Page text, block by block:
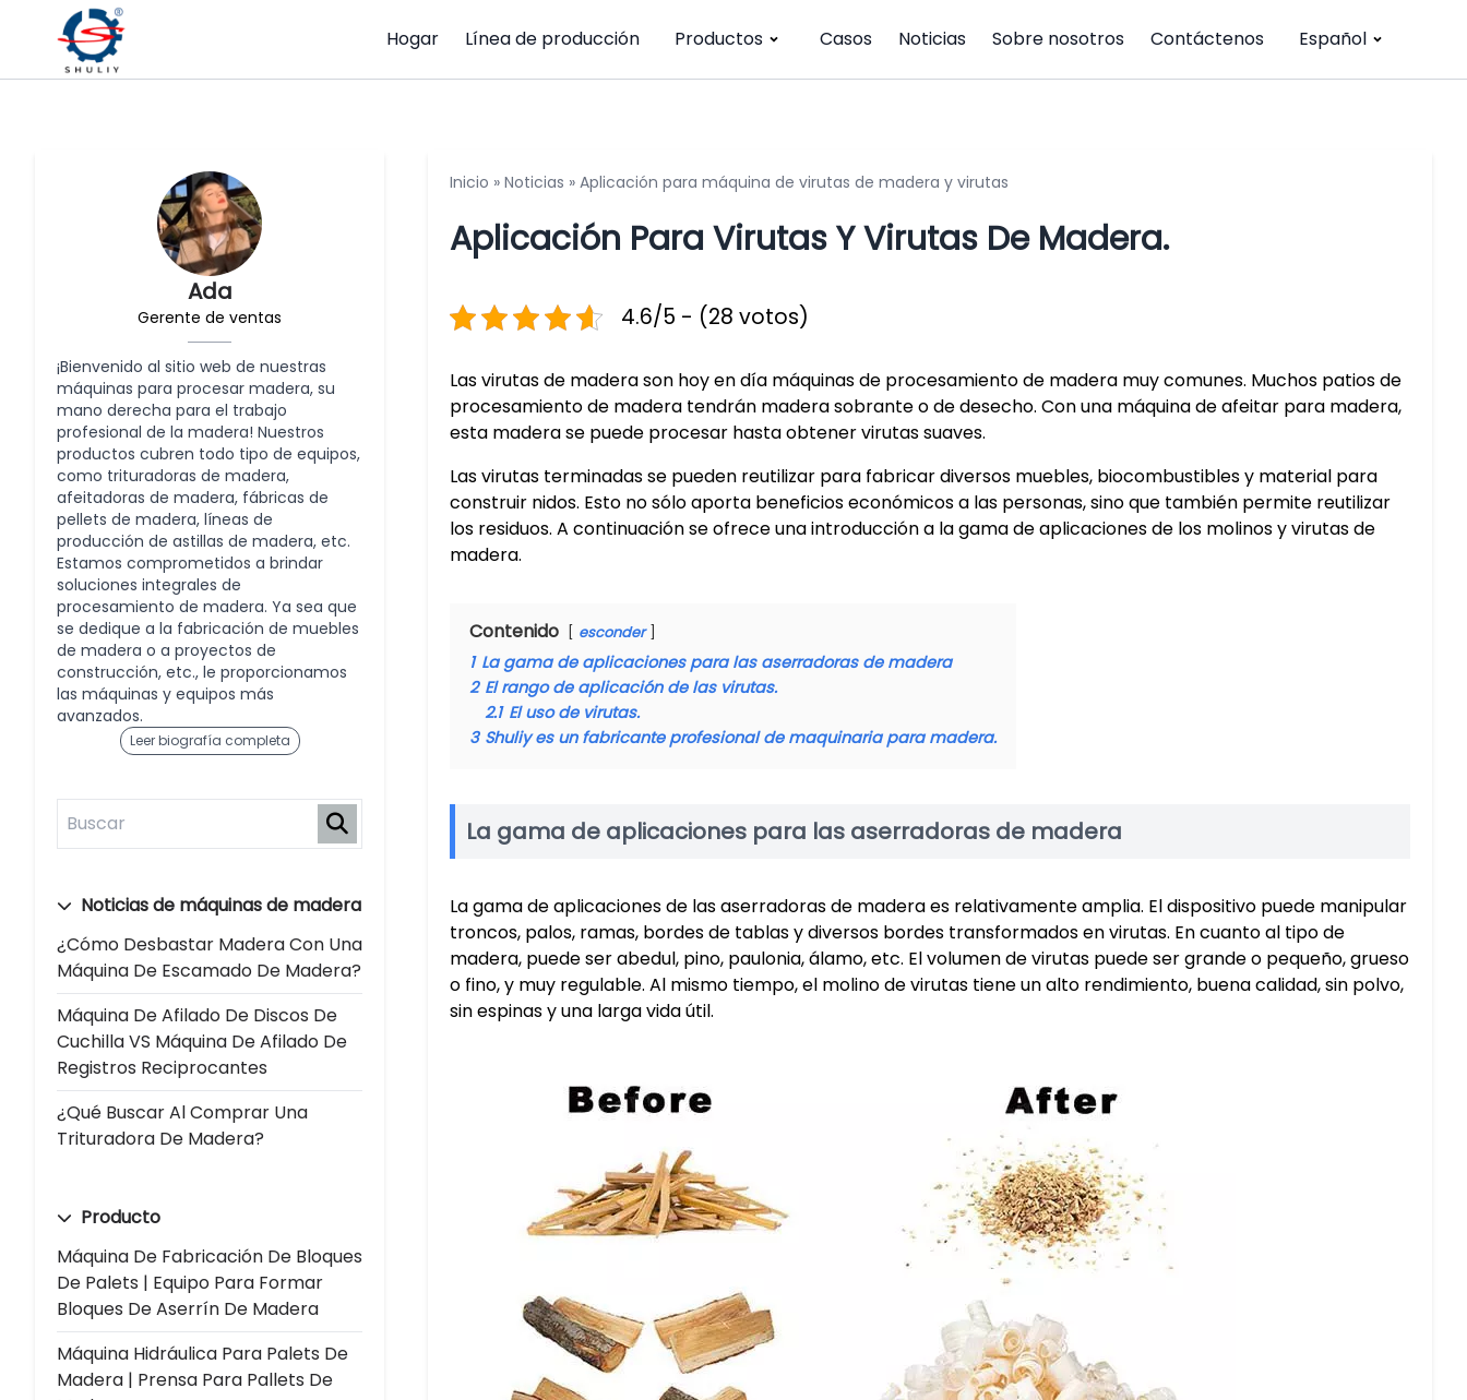
Hogar Línea de producción Productos Casos Noticias Sobre nosotros Contáctenos Español
Ada
Gerente de ventas
¡Bienvenido al sitio web de nuestras
máquinas para procesar madera, su
mano derecha para el trabajo
profesional de la madera! Nuestros
productos cubren todo tipo de equipos,
como trituradoras de madera,
afeitadoras de madera, fábricas de
pellets de madera, líneas de
producción de astillas de madera, etc.
Estamos comprometidos a brindar
soluciones integrales de
procesamiento de madera. Ya sea que
se dedique a la fabricación de muebles
de madera o a proyectos de
construcción, etc., le proporcionamos
las máquinas y equipos más
avanzados.
Leer biografía completa
Noticias de máquinas de madera
¿Cómo Desbastar Madera Con Una
Máquina De Escamado De Madera?
Máquina De Afilado De Discos De
Cuchilla VS Máquina De Afilado De
Registros Reciprocantes
¿Qué Buscar Al Comprar Una
Trituradora De Madera?
Producto
Máquina De Fabricación De Bloques
De Palets | Equipo Para Formar
Bloques De Aserrín De Madera
Máquina Hidráulica Para Palets De
Madera | Prensa Para Pallets De
Inicio » Noticias » Aplicación para máquina de virutas de madera y virutas
Aplicación Para Virutas Y Virutas De Madera.
4.6/5 - (28 votos)
Las virutas de madera son hoy en día máquinas de procesamiento de madera muy comunes. Muchos patios de
procesamiento de madera tendrán madera sobrante o de desecho. Con una máquina de afeitar para madera,
esta madera se puede procesar hasta obtener virutas suaves.
Las virutas terminadas se pueden reutilizar para fabricar diversos muebles, biocombustibles y material para
construir nidos. Esto no sólo aporta beneficios económicos a las personas, sino que también permite reutilizar
los residuos. A continuación se ofrece una introducción a la gama de aplicaciones de los molinos y virutas de
madera.
Contenido esconder
1 La gama de aplicaciones para las aserradoras de madera
2 El rango de aplicación de las virutas.
2.1 El uso de virutas.
3 Shuliy es un fabricante profesional de maquinaria para madera.
La gama de aplicaciones para las aserradoras de madera
La gama de aplicaciones de las aserradoras de madera es relativamente amplia. El dispositivo puede manipular
troncos, palos, ramas, bordes de tablas y diversos bordes transformados en virutas. En cuanto al tipo de
madera, puede ser abedul, pino, paulonia, álamo, etc. El volumen de virutas puede ser grande o pequeño, grueso
o fino, y muy regulable. Al mismo tiempo, el molino de virutas tiene un alto rendimiento, buena calidad, sin polvo,
sin espinas y una larga vida útil.